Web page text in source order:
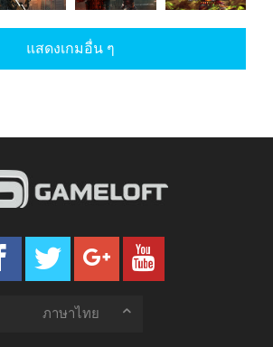
Global
Conquest
Sniper
Fury
Modern
Combat 5
Order &
แสดงเกมอื่น ๆ
ภาษาไทย